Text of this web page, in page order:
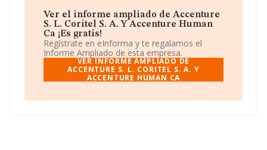
instalaciones informáticas. El modelo de sociedad de
Accenture S. L. Coritel S. A. Y Accenture Human Ca
es Unión temporal de empresas.
Ver el informe ampliado de Accenture
S. L. Coritel S. A. Y Accenture Human
Ca ¡Es gratis!
Regístrate en eInforma y te regalamos el
Informe Ampliado de esta empresa.
VER INFORME AMPLIADO DE
ACCENTURE S. L. CORITEL S. A. Y
ACCENTURE HUMAN CA